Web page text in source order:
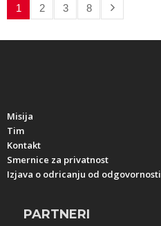
1 2 3 8
Misija
Tim
Kontakt
Smernice za privatnost
Izjava o odricanju od odgovornosti
PARTNERI